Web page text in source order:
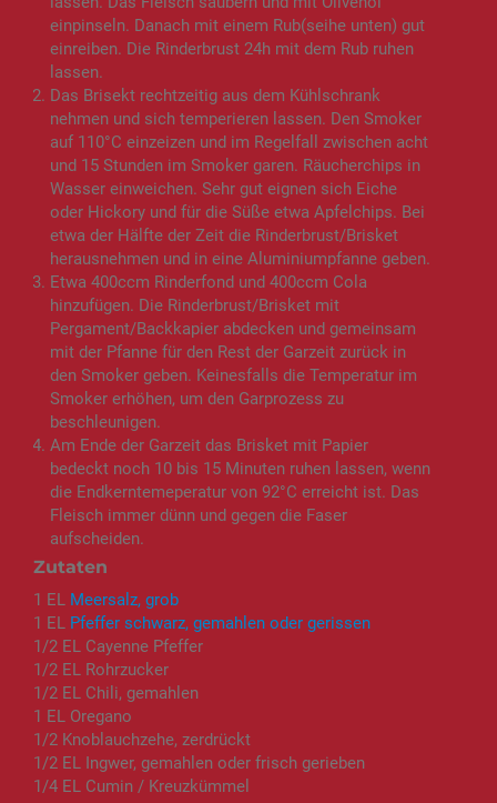
Zutaten
1 EL Meersalz, grob
1 EL Pfeffer schwarz, gemahlen oder gerissen
1/2 EL Cayenne Pfeffer
1/2 EL Rohrzucker
1/2 EL Chili, gemahlen
1 EL Oregano
1/2 Knoblauchzehe, zerdrückt
1/2 EL Ingwer, gemahlen oder frisch gerieben
1/4 EL Cumin / Kreuzkümmel
einpinseln. Danach mit einem Rub(seihe unten) gut
einreiben. Die Rinderbrust 24h mit dem Rub ruhen
lassen.
Das Brisekt rechtzeitig aus dem Kühlschrank
nehmen und sich temperieren lassen. Den Smoker
auf 110°C einzeizen und im Regelfall zwischen acht
und 15 Stunden im Smoker garen. Räucherchips in
Wasser einweichen. Sehr gut eignen sich Eiche
oder Hickory und für die Süße etwa Apfelchips. Bei
etwa der Hälfte der Zeit die Rinderbrust/Brisket
herausnehmen und in eine Aluminiumpfanne geben.
Etwa 400ccm Rinderfond und 400ccm Cola
hinzufügen. Die Rinderbrust/Brisket mit
Pergament/Backkapier abdecken und gemeinsam
mit der Pfanne für den Rest der Garzeit zurück in
den Smoker geben. Keinesfalls die Temperatur im
Smoker erhöhen, um den Garprozess zu
beschleunigen.
Am Ende der Garzeit das Brisket mit Papier
bedeckt noch 10 bis 15 Minuten ruhen lassen, wenn
die Endkerntemeperatur von 92°C erreicht ist. Das
Fleisch immer dünn und gegen die Faser
aufscheiden.